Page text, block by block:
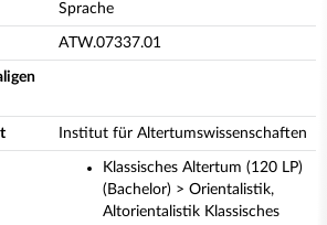
Sprache
ATW.07337.01
Institut für Altertumswissenschaften
Klassisches Altertum (120 LP)
(Bachelor) > Orientalistik,
Altorientalistik Klassisches